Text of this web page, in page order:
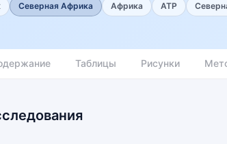
Северная Африка Африка АТР
Таблицы Рисунки